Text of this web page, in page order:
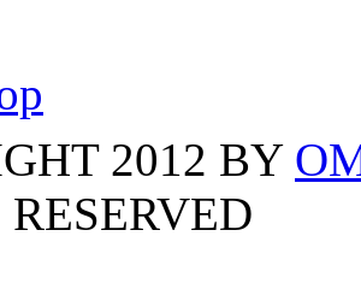
2012 BY